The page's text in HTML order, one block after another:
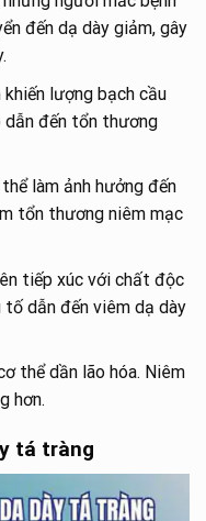
đến dạ dày giảm, gây
lượng bạch cầu
dẫn đến tổn thương
làm ảnh hưởng đến
tổn thương niêm mạc
tiếp xúc với chất độc
dẫn đến viêm dạ dày
thể dần lão hóa. Niêm
hơn.
tá tràng